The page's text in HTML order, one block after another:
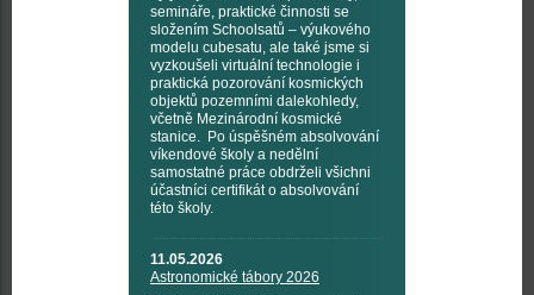
semináře, praktické činnosti se
složením Schoolsatů – výukového
modelu cubesatu, ale také jsme si
vyzkoušeli virtuální technologie i
praktická pozorování kosmických
objektů pozemními dalekohledy,
včetně Mezinárodní kosmické
stanice. Po úspěšném absolvování
víkendové školy a nedělní
samostatné práce obdrželi všichni
účastníci certifikát o absolvování
této školy.
11.05.2026
Astronomické tábory 2026